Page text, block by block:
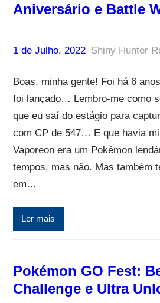
Aniversário e Battle
1 de Julho, 2022–Shiny Hunter
Boas, minha gente! Foi há 6
foi lançado… Lembro-me como
que eu saí do estágio para
com CP de 547… E que havia
Vaporeon era um Pokémon
tempos, mas não. Mas também
em…
Ler mais
Pokémon GO Fest:
Challenge e Ultra